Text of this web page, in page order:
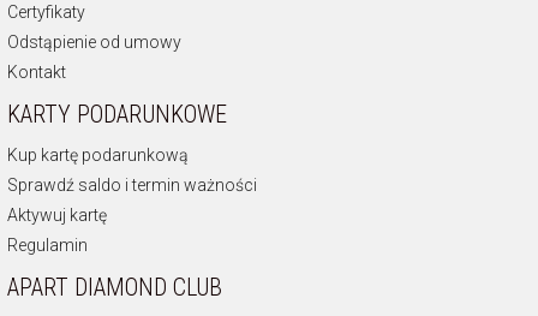
Certyfikaty
Odstąpienie od umowy
Kontakt
KARTY PODARUNKOWE
Kup kartę podarunkową
Sprawdź saldo i termin ważności
Aktywuj kartę
Regulamin
APART DIAMOND CLUB